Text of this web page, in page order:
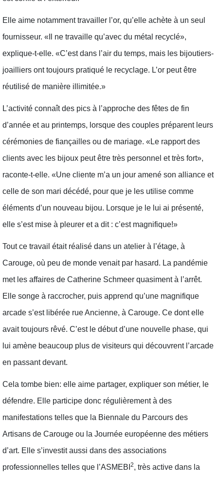
Elle aime notamment travailler l’or, qu’elle achète à un seul
fournisseur. «Il ne travaille qu’avec du métal recyclé»,
explique-t-elle. «C’est dans l’air du temps, mais les bijoutiers-
joailliers ont toujours pratiqué le recyclage. L’or peut être
réutilisé de manière illimitée.»
L’activité connaît des pics à l’approche des fêtes de fin
d’année et au printemps, lorsque des couples préparent leurs
cérémonies de fiançailles ou de mariage. «Le rapport des
clients avec les bijoux peut être très personnel et très fort»,
raconte-t-elle. «Une cliente m’a un jour amené son alliance et
celle de son mari décédé, pour que je les utilise comme
éléments d’un nouveau bijou. Lorsque je le lui ai présenté,
elle s’est mise à pleurer et a dit : c’est magnifique!»
Tout ce travail était réalisé dans un atelier à l’étage, à
Carouge, où peu de monde venait par hasard. La pandémie
met les affaires de Catherine Schmeer quasiment à l’arrêt.
Elle songe à raccrocher, puis apprend qu’une magnifique
arcade s’est libérée rue Ancienne, à Carouge. Ce dont elle
avait toujours rêvé. C’est le début d’une nouvelle phase, qui
lui amène beaucoup plus de visiteurs qui découvrent l’arcade
en passant devant.
Cela tombe bien: elle aime partager, expliquer son métier, le
défendre. Elle participe donc régulièrement à des
manifestations telles que la Biennale du Parcours des
Artisans de Carouge ou la Journée européenne des métiers
d’art. Elle s’investit aussi dans des associations
professionnelles telles que l’ASMEBI 2, très active dans la